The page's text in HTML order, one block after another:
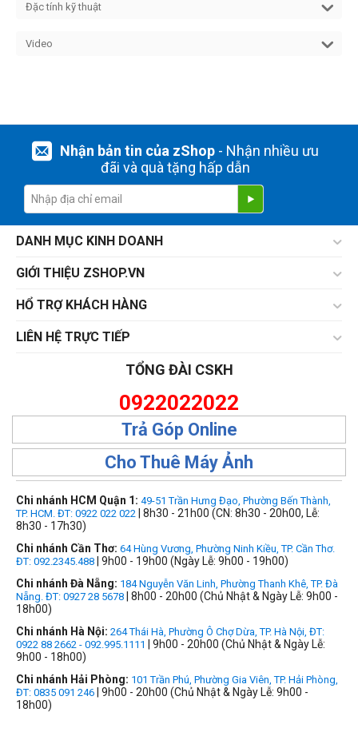
Đặc tính kỹ thuật
Video
Nhận bản tin của zShop- Nhận nhiều ưu
đãi và quà tặng hấp dẫn
DANH MỤC KINH DOANH
GIỚI THIỆU ZSHOP.VN
HỔ TRỢ KHÁCH HÀNG
LIÊN HỆ TRỰC TIẾP
TỔNG ĐÀI CSKH
0922022022
Trả Góp Online
Cho Thuê Máy Ảnh
Chi nhánh HCM Quận 1: 49-51 Trần Hưng Đạo, Phường Bến Thành,
TP. HCM. ĐT: 0922 022 022 | 8h30 - 21h00 (CN: 8h30 - 20h00, Lễ:
8h30 - 17h30)
Chi nhánh Cần Thơ: 64 Hùng Vương, Phường Ninh Kiều, TP. Cần Thơ.
ĐT: 092.2345.488 | 9h00 - 19h00 (Ngày Lễ: 9h00 - 19h00)
Chi nhánh Đà Nẵng: 184 Nguyễn Văn Linh, Phường Thanh Khê, TP. Đà
Nẵng. ĐT: 0927 28 5678 | 8h00 - 20h00 (Chủ Nhật & Ngày Lễ: 9h00 -
18h00)
Chi nhánh Hà Nội: 264 Thái Hà, Phường Ô Chợ Dừa, TP. Hà Nội, ĐT:
0922 88 2662 - 092.995.1111
| 9h00 - 20h00 (Chủ Nhật & Ngày Lễ:
9h00 - 18h00)
Chi nhánh Hải Phòng: 101 Trần Phú, Phường Gia Viên, TP. Hải Phòng,
ĐT: 0835 091 246 | 9h00 - 20h00 (Chủ Nhật & Ngày Lễ: 9h00 -
18h00)